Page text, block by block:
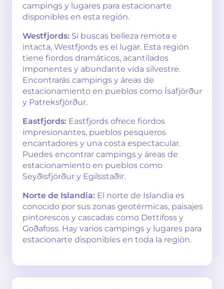
campings y lugares para estacionarte
disponibles en esta región.
Westfjords: Si buscas belleza remota e
intacta, Westfjords es el lugar. Esta región
tiene fiordos dramáticos, acantilados
imponentes y abundante vida silvestre.
Encontrarás campings y áreas de
estacionamiento en pueblos como Ísafjörður
y Patreksfjörður.
Eastfjords: Eastfjords ofrece fiordos
impresionantes, pueblos pesqueros
encantadores y una costa espectacular.
Puedes encontrar campings y áreas de
estacionamiento en pueblos como
Seyðisfjörður y Egilsstaðir.
Norte de Islandia: El norte de Islandia es
conocido por sus zonas geotérmicas, paisajes
pintorescos y cascadas como Dettifoss y
Goðafoss. Hay varios campings y lugares para
estacionarte disponibles en toda la región.